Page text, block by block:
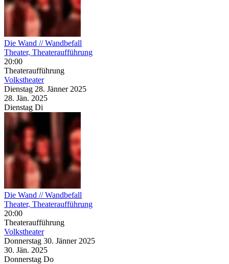
Die Wand // Wandbefall
Theater, Theateraufführung
20:00
Theateraufführung
Volkstheater
Dienstag 28. Jänner 2025
28. Jän. 2025
Dienstag Di
Die Wand // Wandbefall
Theater, Theateraufführung
20:00
Theateraufführung
Volkstheater
Donnerstag 30. Jänner 2025
30. Jän. 2025
Donnerstag Do